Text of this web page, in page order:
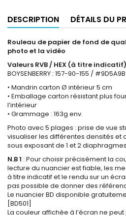
DESCRIPTION DÉTAILS DU
Rouleau de papier de fond de
photo et la vidéo
Valeurs RVB / HEX (à titre indicatif)
BOYSENBERRY : 157-90-155 / #9D5A9B
• Mandrin carton Ø intérieur 5 cm
• Emballage carton résistant plus
l’intérieur
• Grammage : 163g env.
Photo avec 5 plages : prise de vue
visualiser les différentes densités et
sous exposant de 1 et 2 diaphragmes
N.B 1 : Pour choisir précisément la
lecture du nuancier est fiable, les
à titre indicatif et le rendu sur un
pas possible de donner des
Le nuancier BD disponible
[BD501]
La couleur affichée à l’écran ne